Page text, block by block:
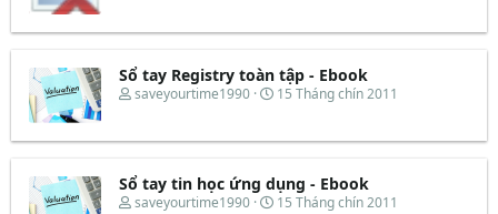
r
e
r
u
e
d
s
r
e
r
y
ắ
t
u
Sổ tay Registry toàn tập - Ebook
T
e
d
s
saveyourtime1990
N
y
ắ
t
15 Tháng chín 2011
Sổ tay tin học ứng dụng - Ebook
T
saveyourtime1990
N15 Tháng chín 2011